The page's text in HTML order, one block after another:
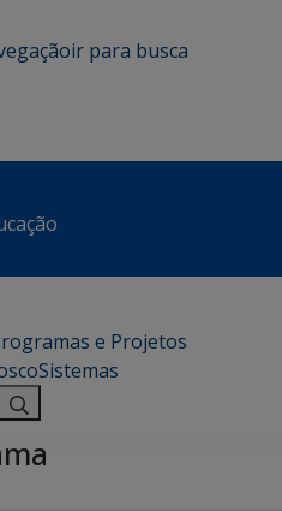
ir para busca
e Projetos
Sistemas